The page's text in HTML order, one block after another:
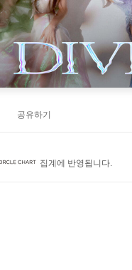
공유하기
집계에 반영됩니다.